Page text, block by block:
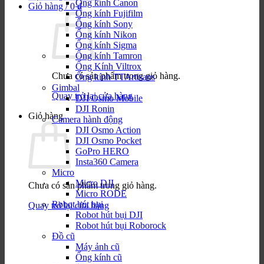
Giỏ hàng /0₫
Chưa có sản phẩm trong giỏ hàng.
Quay trở lại cửa hàng
Giỏ hàng
Chưa có sản phẩm trong giỏ hàng.
Quay trở lại cửa hàng
Ống kính Canon
Ống kính Fujifilm
Ống kính Sony
Ống kính Nikon
Ống kính Sigma
Ống kính Tamron
Ống Kính Viltrox
Ống kính TTArtisans
Gimbal
DJI Osmo Mobile
DJI Ronin
Camera hành động
DJI Osmo Action
DJI Osmo Pocket
GoPro HERO
Insta360 Camera
Micro
Micro DJI
Micro RODE
Robot hút bụi
Robot hút bụi DJI
Robot hút bụi Roborock
Đồ cũ
Máy ảnh cũ
Ống kính cũ